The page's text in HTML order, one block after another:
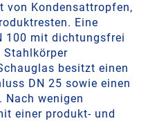
von Kondensattropfen,
Eine
100 mit dichtungsfrei
Stahlkörper
besitzt einen
DN 25 sowie einen
Nach wenigen
einer produkt- und